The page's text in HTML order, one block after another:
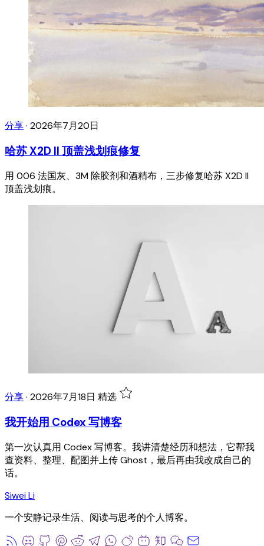
分享· 2026年7月20日
哈苏 X2D II 顶盖浅划痕修复
用 006 法国灰、3M 除胶剂和酒精布，三步修复哈苏 X2D II
顶盖浅划痕。
分享· 2026年7月18日 精选
我开始用 Codex 写博客
第一次认真用 Codex 写博客。我讲清楚经历和想法，它帮我
查资料、整理、配图并上传 Ghost，最后再由我改成自己的
话。
Siwei Li
一个安静记录生活、阅读与思考的个人博客。